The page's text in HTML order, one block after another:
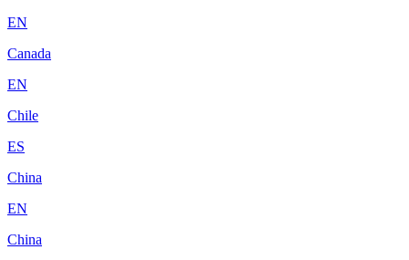
EN
Canada
EN
Chile
ES
China
EN
China